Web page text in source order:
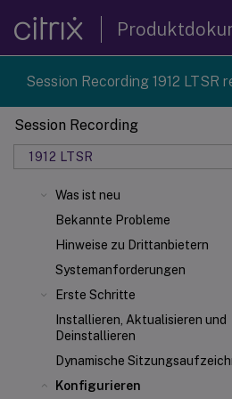
Session Recording 1912
Session Recording
1912 LTSR
Was ist neu
Bekannte Probleme
Hinweise zu Drittanbietern
Systemanforderungen
Erste Schritte
Installieren, Aktualisieren und
Deinstallieren
Dynamische
Konfigurieren